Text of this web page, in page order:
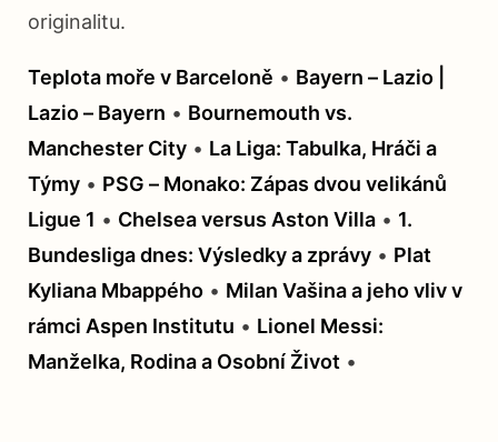
originalitu.
Teplota moře v Barceloně • Bayern – Lazio |
Lazio – Bayern • Bournemouth vs.
Manchester City • La Liga: Tabulka, Hráči a
Týmy • PSG – Monako: Zápas dvou velikánů
Ligue 1 • Chelsea versus Aston Villa • 1.
Bundesliga dnes: Výsledky a zprávy • Plat
Kyliana Mbappého • Milan Vašina a jeho vliv v
rámci Aspen Institutu • Lionel Messi:
Manželka, Rodina a Osobní Život •